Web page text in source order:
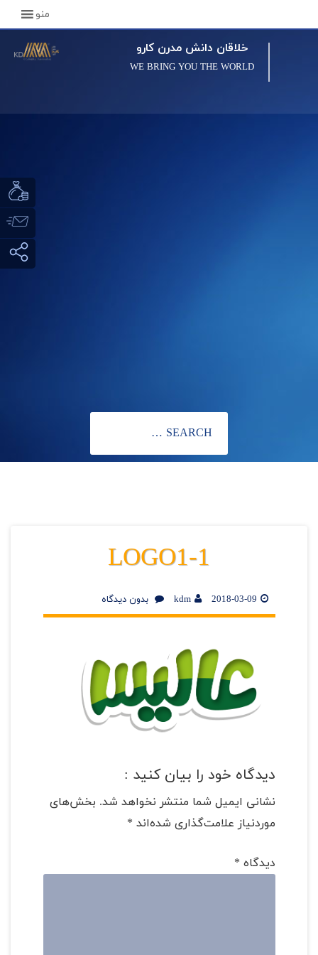
خلاقان دانش مدرن کارو
WE BRING YOU THE WORLD
منو
LOGO1-1
2018-03-09
kdm بدون دیدگاه
دیدگاه خود را بیان کنید :
نشانی ایمیل شما منتشر نخواهد شد. بخش‌های
موردنیاز علامت‌گذاری شده‌اند *
دیدگاه *